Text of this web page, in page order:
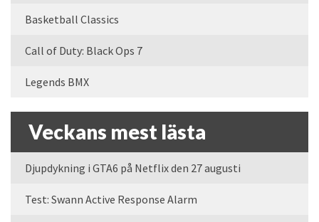
Basketball Classics
Call of Duty: Black Ops 7
Legends BMX
Veckans mest lästa
Djupdykning i GTA6 på Netflix den 27 augusti
Test: Swann Active Response Alarm